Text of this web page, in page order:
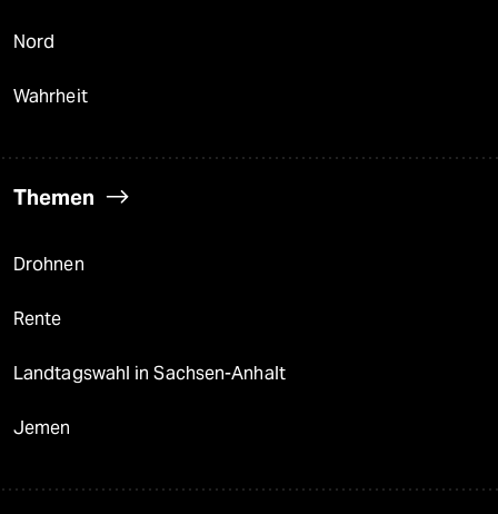
Nord
Wahrheit
Themen
Drohnen
Rente
Landtagswahl in Sachsen-Anhalt
Jemen